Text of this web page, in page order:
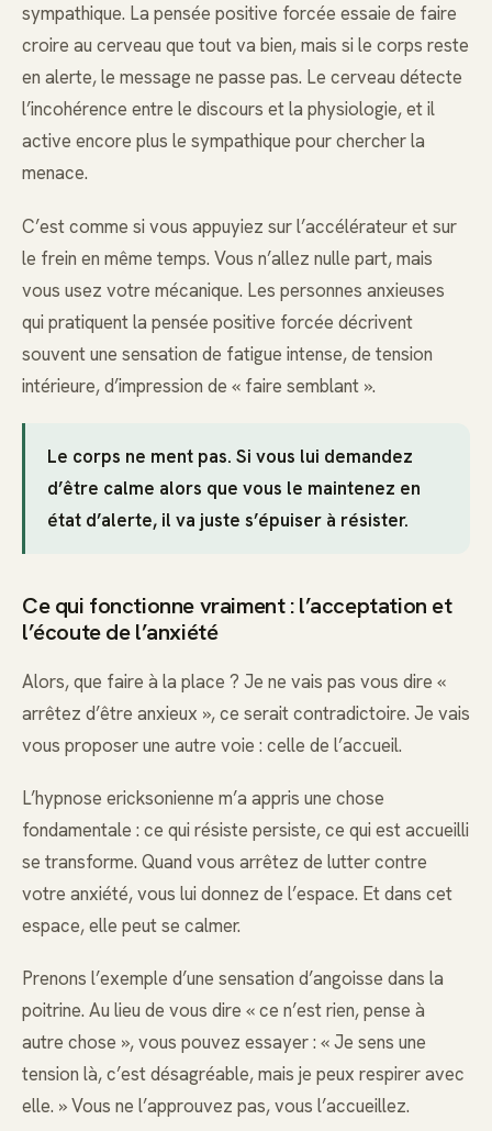
sympathique. La pensée positive forcée essaie de faire
croire au cerveau que tout va bien, mais si le corps reste
en alerte, le message ne passe pas. Le cerveau détecte
l’incohérence entre le discours et la physiologie, et il
active encore plus le sympathique pour chercher la
menace.
C’est comme si vous appuyiez sur l’accélérateur et sur
le frein en même temps. Vous n’allez nulle part, mais
vous usez votre mécanique. Les personnes anxieuses
qui pratiquent la pensée positive forcée décrivent
souvent une sensation de fatigue intense, de tension
intérieure, d’impression de « faire semblant ».
Le corps ne ment pas. Si vous lui demandez
d’être calme alors que vous le maintenez en
état d’alerte, il va juste s’épuiser à résister.
Ce qui fonctionne vraiment : l’acceptation et
l’écoute de l’anxiété
Alors, que faire à la place ? Je ne vais pas vous dire «
arrêtez d’être anxieux », ce serait contradictoire. Je vais
vous proposer une autre voie : celle de l’accueil.
L’hypnose ericksonienne m’a appris une chose
fondamentale : ce qui résiste persiste, ce qui est accueilli
se transforme. Quand vous arrêtez de lutter contre
votre anxiété, vous lui donnez de l’espace. Et dans cet
espace, elle peut se calmer.
Prenons l’exemple d’une sensation d’angoisse dans la
poitrine. Au lieu de vous dire « ce n’est rien, pense à
autre chose », vous pouvez essayer : « Je sens une
tension là, c’est désagréable, mais je peux respirer avec
elle. » Vous ne l’approuvez pas, vous l’accueillez.